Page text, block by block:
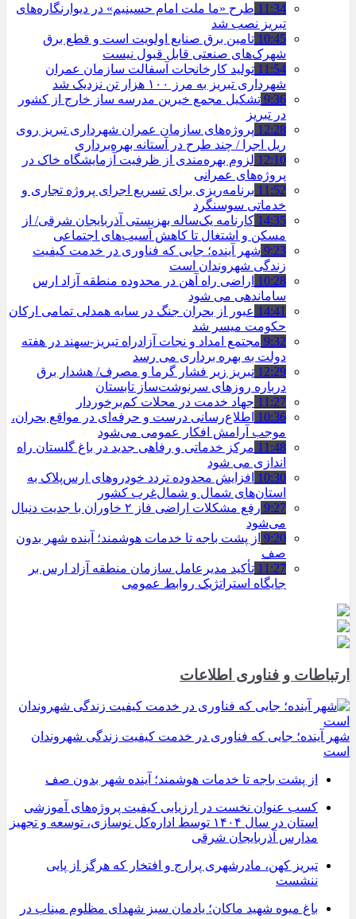
11:34 طرح «ما ملت امام حسینیم» در دیوارنگاره‌های
تبریز نصب شد
10:45 تامین برق صنایع اولویت است و قطع برق
شهرک‌های صنعتی قابل قبول نیست
11:54 تولید کارخانجات آسفالت سازمان عمران
شهرداری تبریز به مرز ۱۰۰ هزار تن نزدیک شد
9:36 تشکیل مجمع خیرین مدرسه ‌ساز خارج از کشور
در تبریز
12:28 پروژه‌های سازمان عمران شهرداری تبریز روی
ریل اجرا / چند طرح در آستانه بهره‌برداری
12:10 لزوم بهره‌مندی از ظرفیت آزمایشگاه خاک در
پروژه‌های عمرانی
11:52 برنامه‌ریزی برای تسریع اجرای پروژه تجاری و
خدماتی سوسنگرد
14:35 کارنامه یک‌ساله بهزیستی آذربایجان شرقی/ از
مسکن و اشتغال تا کاهش آسیب‌های اجتماعی
9:23 شهر آینده؛ جایی که فناوری در خدمت کیفیت
زندگی شهروندان است
10:28 اراضی راه آهن در محدوده منطقه آزاد ارس
ساماندهی می شود
14:41 عبور از بحران جنگ در سایه همدلی تمامی ارکان
حکومت میسر شد
9:32 مجتمع امداد و نجات آزادراه تبریز-سهند در هفته
دولت به بهره ‌برداری می‌ رسد
12:29 تبریز زیر فشار گرما و مصرف/ هشدار برق
درباره روزهای سرنوشت‌ساز تابستان
11:27 جهاد خدمت در محلات کم‌برخوردار
10:36 اطلاع‌رسانی درست و حرفه‌ای در مواقع بحران،
موجب آرامش افکار عمومی می‌شود
11:48 مرکز خدماتی و رفاهی جدید در باغ گلستان راه
اندازی می شود
10:30 افزایش محدوده تردد خودروهای ارس‌پلاک به
استان‌های شمال و شمال‌غرب کشور
9:27
رفع مشکلات اراضی فاز ۲ خاوران با جدیت دنبال
می‌شود
9:20 از پشت باجه تا خدمات هوشمند؛ آینده شهر بدون
صف
11:27 تأکید مدیرعامل سازمان منطقه آزاد ارس بر
جایگاه استراتژیک روابط عمومی
ارتباطات و فناوری اطلاعات
شهر آینده؛ جایی که فناوری در خدمت کیفیت زندگی شهروندان
است
از پشت باجه تا خدمات هوشمند؛ آینده شهر بدون صف
کسب عنوان نخست در ارزیابی کیفیت پروژه‌های آموزشی
استان در سال ۱۴۰۴ توسط اداره‌کل نوسازی، توسعه و تجهیز
مدارس آذربایجان شرقی
تبریز کهن، مادرشهری پرارج و افتخار که هرگز از پایی
ننشست
باغ میوه شهید ماکان؛ یادمان سبز شهدای مظلوم میناب در